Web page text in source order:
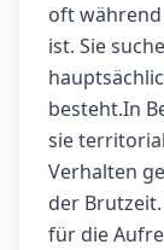
oft
ist. Sie
besteht.In
sie
Verhalten
der
für die